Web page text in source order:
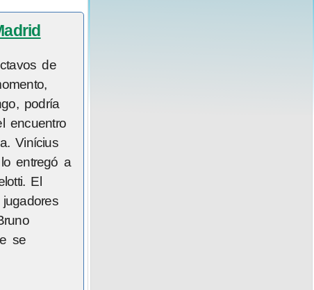
de
podría
encuentro
Vinícius
entregó a
El
se